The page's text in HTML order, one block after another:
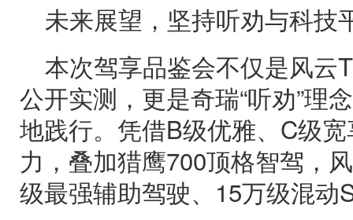
未来展望，坚持听劝与科技
本次驾享品鉴会不仅是风云
公开实测，更是奇瑞“听劝”理
地践行。凭借B级优雅、C级
力，叠加猎鹰700顶格智驾，
级最强辅助驾驶、15万级混动